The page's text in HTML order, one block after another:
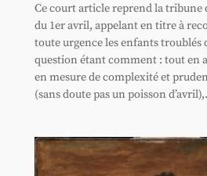
Ce court article reprend la
du 1er avril, appelant en titre à
toute urgence les enfants troublés
question étant comment : tout en
en mesure de complexité et
(sans doute pas un poisson